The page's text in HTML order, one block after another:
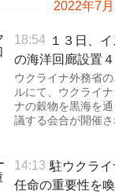
2022年7月
18:54 １３日、
の海洋回廊設置
ウクライナ外務省
ルにて、ウクライ
ナの穀物を黒海を
議する会合が開催さ
14:13 駐ウクラ
任命の重要性を